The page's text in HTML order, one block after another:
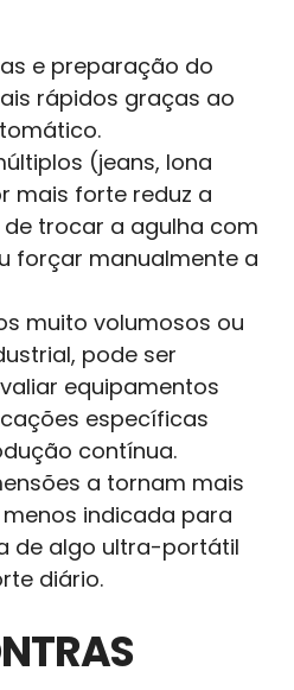
e preparação do
rápidos graças ao
(jeans, lona
mais forte reduz a
trocar a agulha com
forçar manualmente a
muito volumosos ou
pode ser
equipamentos
específicas
contínua.
a tornam mais
indicada para
de algo ultra-portátil
diário.